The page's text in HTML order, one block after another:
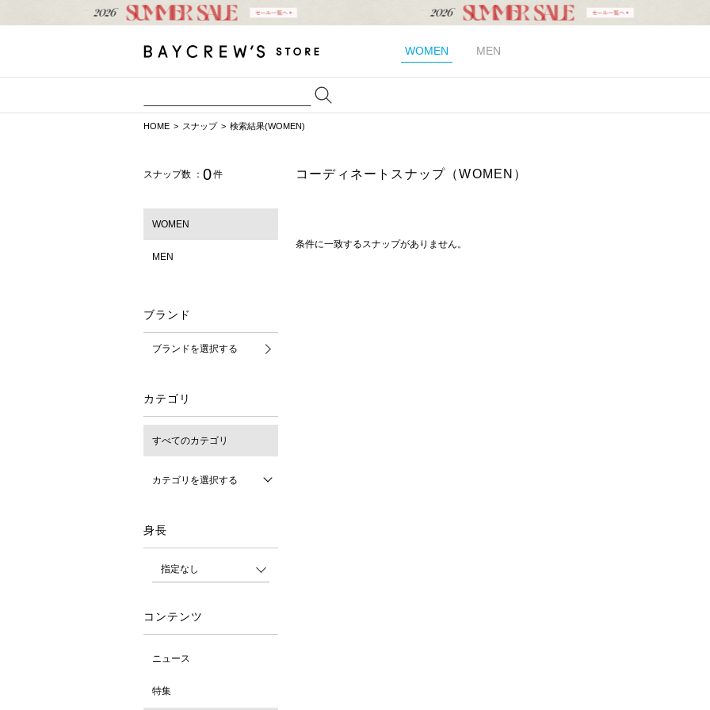
WOMEN MEN
HOME スナップ 検索結果(WOMEN)
スナップ数 ： 0件
WOMEN
MEN
ブランド
ブランドを選択する
カテゴリ
すべてのカテゴリ
カテゴリを選択する
身長
コンテンツ
ニュース
特集
コーディネートスナップ（WOMEN）
条件に一致するスナップがありません。